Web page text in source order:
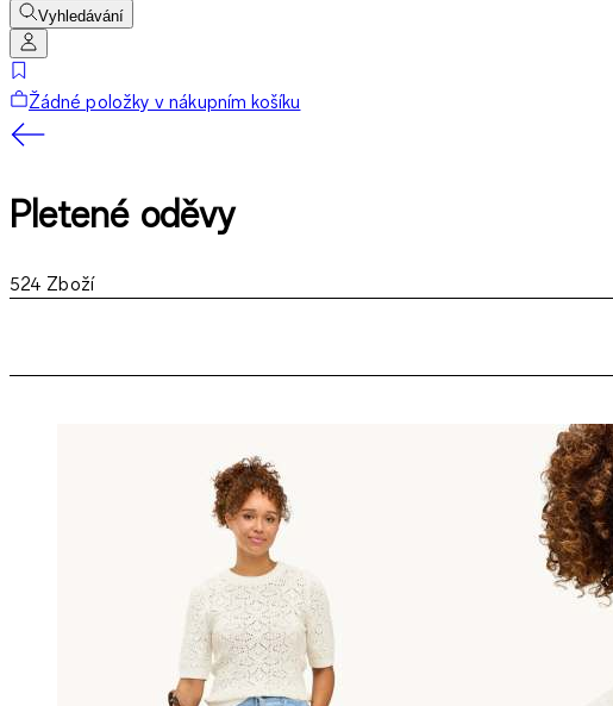
Vyhledávání
Žádné položky v nákupním košíku
Pletené oděvy
524 Zboží